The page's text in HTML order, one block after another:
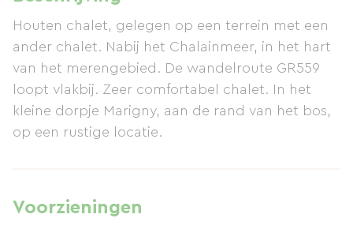
Houten chalet, gelegen op een terrein met een
ander chalet. Nabij het Chalainmeer, in het hart
van het merengebied. De wandelroute GR559
loopt vlakbij. Zeer comfortabel chalet. In het
kleine dorpje Marigny, aan de rand van het bos,
op een rustige locatie.
Voorzieningen